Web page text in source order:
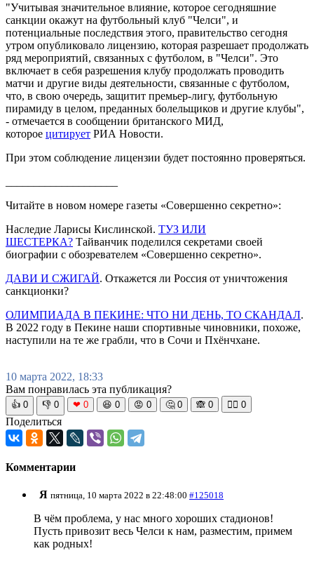
"Учитывая значительное влияние, которое сегодняшние
санкции окажут на футбольный клуб "Челси", и
потенциальные последствия этого, правительство сегодня
утром опубликовало лицензию, которая разрешает продолжать
ряд мероприятий, связанных с футболом, в "Челси". Это
включает в себя разрешения клубу продолжать проводить
матчи и другие виды деятельности, связанные с футболом,
что, в свою очередь, защитит премьер-лигу, футбольную
пирамиду в целом, преданных болельщиков и другие клубы",
- отмечается в сообщении британского МИД,
которое цитирует РИА Новости.
При этом соблюдение лицензии будет постоянно проверяться.
Читайте в новом номере газеты «Совершенно секретно»:
Наследие Ларисы Кислинской. ТУЗ ИЛИ
ШЕСТЕРКА? Тайванчик поделился секретами своей
биографии с обозревателем «Совершенно секретно».
ДАВИ И СЖИГАЙ. Откажется ли Россия от уничтожения
санкционки?
ОЛИМПИАДА В ПЕКИНЕ: ЧТО НИ ДЕНЬ, ТО СКАНДАЛ.
В 2022 году в Пекине наши спортивные чиновники, похоже,
наступили на те же грабли, что в Сочи и Пхёнчхане.
10 марта 2022, 18:33
Вам понравилась эта публикация?
👍 0 👎 0 ❤ 0 😆 0 😡 0 🤔 0 🙈 0 🧘‍♀️ 0
Поделиться
Комментарии
Я пятница, 10 марта 2022 в 22:48:00 #125018
В чём проблема, у нас много хороших стадионов!
Пусть привозит весь Челси к нам, разместим, примем
как родных!